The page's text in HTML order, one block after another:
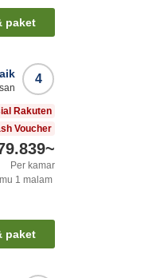
paket
4
Rakuten
Voucher
~
Per kamar
1 malam
paket